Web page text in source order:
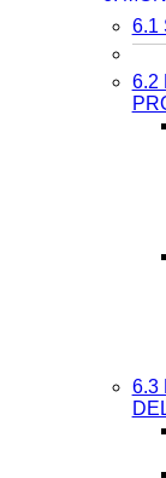
6.1
6.2
6.3